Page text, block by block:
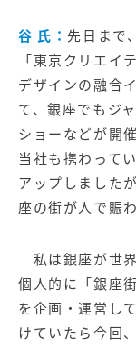
谷 氏： 先日まで
「東京クリエイ
デザインの融合
て、銀座でもジ
ショーなどが開
当社も携わって
アップしました
座の街が人で賑
私は銀座が世
個人的に「銀座
を企画・運営し
けていたら今回